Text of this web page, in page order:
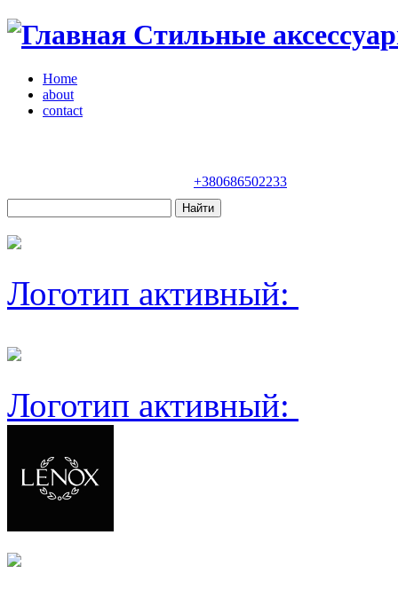
Стильные
Home
about
contact
+380686502233
Логотип активный:
Логотип активный: